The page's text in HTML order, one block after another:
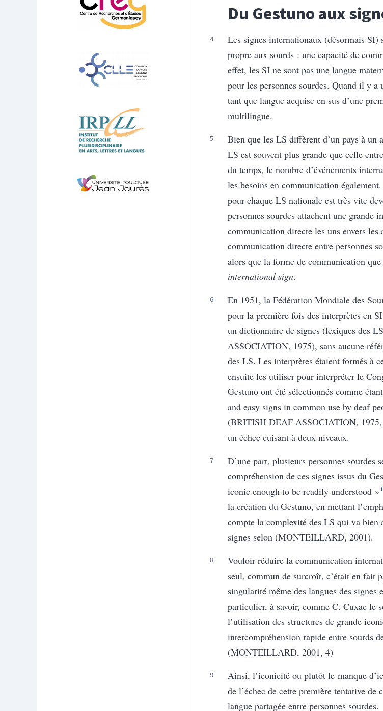
Du Gestuno aux
Les signes internationaux (désormais
propre aux sourds : une capacité de
effet, les SI ne sont pas une langue
pour les personnes sourdes. Quand il y a
tant que langue acquise en sus d’une
multilingue.
Bien que les LS diffèrent d’un pays à un
LS est souvent plus grande que celle
du temps, le nombre d’événements
les besoins en communication
pour chaque LS nationale est très vite
personnes sourdes attachent une grande
communication directe les uns envers les
communication directe entre personnes
alors que la forme de communication
international sign.
En 1951, la Fédération Mondiale des
pour la première fois des interprètes en
un dictionnaire de signes (lexiques des
ASSOCIATION, 1975), sans aucune
des LS. Les interprètes étaient formés à
ensuite les utiliser pour interpréter le
Gestuno ont été sélectionnés comme
and easy signs in common use by deaf
(BRITISH DEAF ASSOCIATION,
un échec cuisant à deux niveaux.
D’une part, plusieurs personnes sourdes
compréhension de ces signes issus du
iconic enough to be readily understood »
la création du Gestuno, en mettant
compte la complexité des LS qui va bien
signes selon (MONTEILLARD, 2001).
Vouloir réduire la communication
seul, commun de surcroît, c’était en fait
singularité même des langues des signes
particulier, à savoir, comme C. Cuxac le
l’utilisation des structures de grande
intercompréhension rapide entre sourds
(MONTEILLARD, 2001, 4)
Ainsi, l’iconicité ou plutôt le manque
de l’échec de cette première tentative
langue partagée entre personnes sourdes.